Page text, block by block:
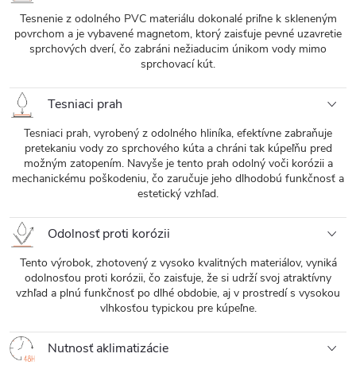
Tesnenie z odolného PVC materiálu dokonalé priľne k skleneným
povrchom a je vybavené magnetom, ktorý zaisťuje pevné uzavretie
sprchových dverí, čo zabráni nežiaducim únikom vody mimo
sprchovací kút.
Tesniaci prah
Tesniaci prah, vyrobený z odolného hliníka, efektívne zabraňuje
pretekaniu vody zo sprchového kúta a chráni tak kúpeľňu pred
možným zatopením. Navyše je tento prah odolný voči korózii a
mechanickému poškodeniu, čo zaručuje jeho dlhodobú funkčnosť a
estetický vzhľad.
Odolnosť proti korózii
Tento výrobok, zhotovený z vysoko kvalitných materiálov, vyniká
odolnosťou proti korózii, čo zaisťuje, že si udrží svoj atraktívny
vzhľad a plnú funkčnosť po dlhé obdobie, aj v prostredí s vysokou
vlhkosťou typickou pre kúpeľne.
Nutnosť aklimatizácie